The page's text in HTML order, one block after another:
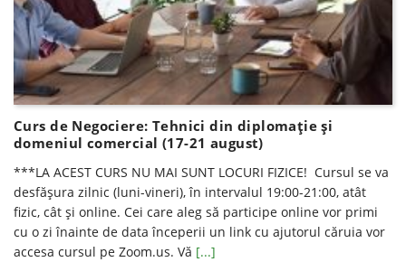
Curs de Negociere: Tehnici din diplomație și
domeniul comercial (17-21 august)
***LA ACEST CURS NU MAI SUNT LOCURI FIZICE! Cursul se va
desfăşura zilnic (luni-vineri), în intervalul 19:00-21:00, atât
fizic, cât şi online. Cei care aleg să participe online vor primi
cu o zi înainte de data începerii un link cu ajutorul căruia vor
accesa cursul pe Zoom.us. Vă [...]